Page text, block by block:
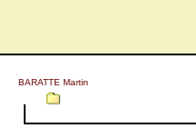
BARATTE Martin